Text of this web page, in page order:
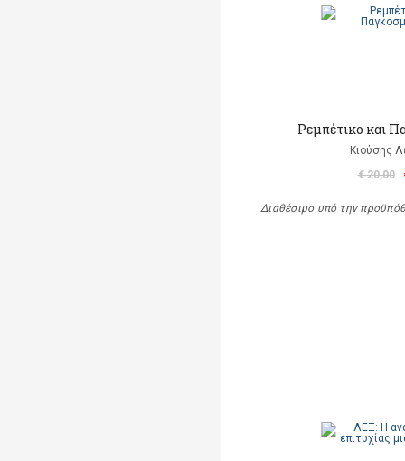
Ρεμπέτικο και
Κιούσης
€ 20,00
Διαθέσιμο υπό την